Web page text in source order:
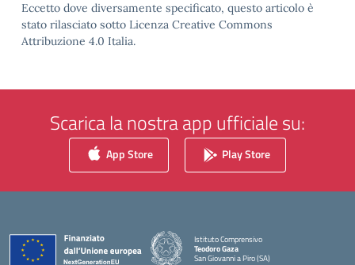
Eccetto dove diversamente specificato, questo articolo è
stato rilasciato sotto Licenza Creative Commons
Attribuzione 4.0 Italia.
Scarica la nostra app ufficiale su:
App Store Play Store
Istituto Comprensivo
Teodoro Gaza
San Giovanni a Piro (SA)